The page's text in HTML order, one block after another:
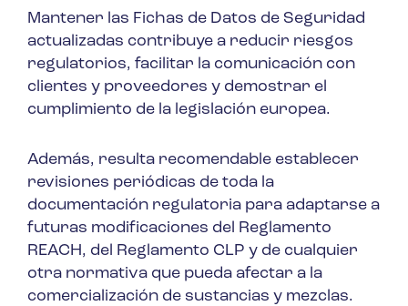
Mantener las Fichas de Datos de Seguridad
actualizadas contribuye a reducir riesgos
regulatorios, facilitar la comunicación con
clientes y proveedores y demostrar el
cumplimiento de la legislación europea.
Además, resulta recomendable establecer
revisiones periódicas de toda la
documentación regulatoria para adaptarse a
futuras modificaciones del Reglamento
REACH, del Reglamento CLP y de cualquier
otra normativa que pueda afectar a la
comercialización de sustancias y mezclas.